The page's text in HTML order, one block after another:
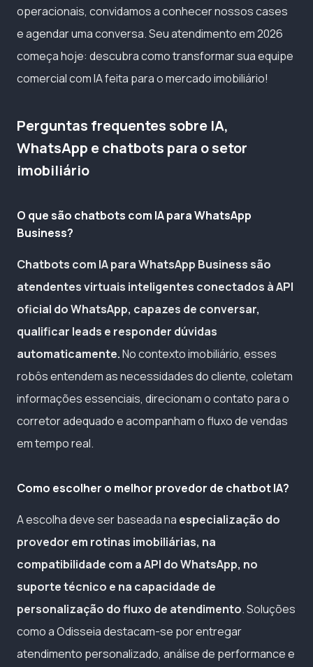
operacionais, convidamos a conhecer nossos cases
e agendar uma conversa. Seu atendimento em 2026
começa hoje: descubra como transformar sua equipe
comercial com IA feita para o mercado imobiliário!
Perguntas frequentes sobre IA,
WhatsApp e chatbots para o setor
imobiliário
O que são chatbots com IA para WhatsApp
Business?
Chatbots com IA para WhatsApp Business são
atendentes virtuais inteligentes conectados à API
oficial do WhatsApp, capazes de conversar,
qualificar leads e responder dúvidas
automaticamente.No contexto imobiliário, esses
robôs entendem as necessidades do cliente, coletam
informações essenciais, direcionam o contato para o
corretor adequado e acompanham o fluxo de vendas
em tempo real.
Como escolher o melhor provedor de chatbot IA?
A escolha deve ser baseada na especialização do
provedor em rotinas imobiliárias, na
compatibilidade com a API do WhatsApp, no
suporte técnico e na capacidade de
personalização do fluxo de atendimento. Soluções
como a Odisseia destacam-se por entregar
atendimento personalizado, análise de performance e